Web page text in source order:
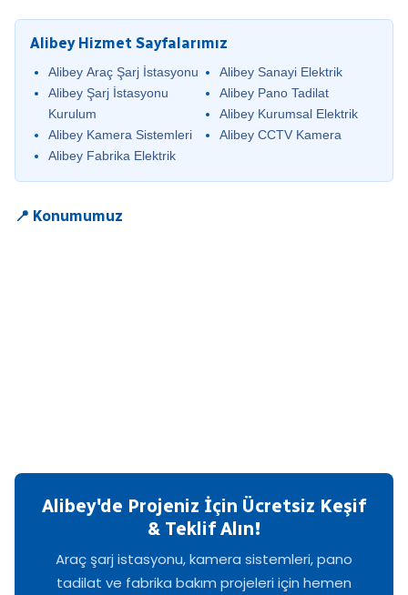
Alibey Hizmet Sayfalarımız
Alibey Araç Şarj İstasyonu
Alibey Şarj İstasyonu
Kurulum
Alibey Kamera Sistemleri
Alibey Fabrika Elektrik
Alibey Sanayi Elektrik
Alibey Pano Tadilat
Alibey Kurumsal Elektrik
Alibey CCTV Kamera
📍 Konumumuz
Alibey'de Projeniz İçin Ücretsiz Keşif
& Teklif Alın!
Araç şarj istasyonu, kamera sistemleri, pano
tadilat ve fabrika bakım projeleri için hemen